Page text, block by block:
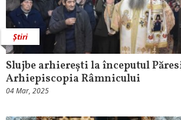
Știri
Slujbe arhierești la începutul
Arhiepiscopia Râmnicului
04 Mar, 2025